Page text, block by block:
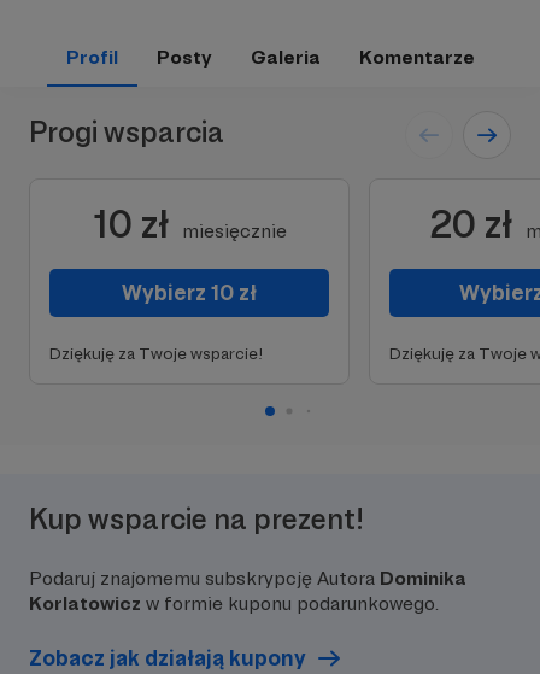
Profil Posty Galeria Komentarze
Progi wsparcia
10 zł miesięcznie
Wybierz 10 zł
Dziękuję za Twoje wsparcie!
20 zł
Dziękuję za Twoje
Kup wsparcie na prezent!
Podaruj znajomemu subskrypcję Autora Dominika
Korlatowicz w formie kuponu podarunkowego.
Zobacz jak działają kupony